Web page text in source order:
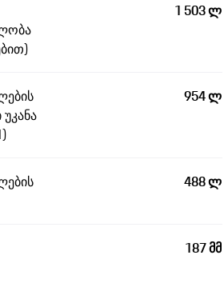
1 503 ლ
954 ლ
488 ლ
187 მმ